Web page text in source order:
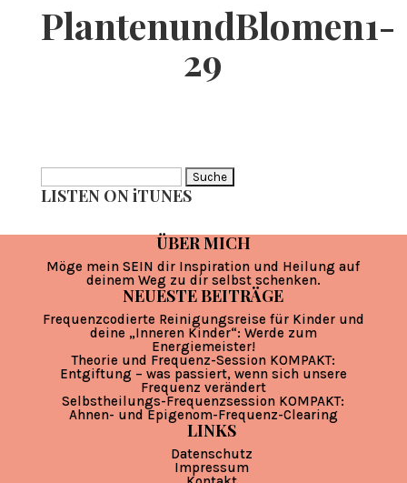
PlantenundBlomen1-
29
nach:
LISTEN ON iTUNES
ÜBER MICH
Möge mein SEIN dir Inspiration und Heilung auf
deinem Weg zu dir selbst schenken.
NEUESTE BEITRÄGE
Frequenzcodierte Reinigungsreise für Kinder und
deine „Inneren Kinder“: Werde zum
Energiemeister!
Theorie und Frequenz-Session KOMPAKT:
Entgiftung – was passiert, wenn sich unsere
Frequenz verändert
Selbstheilungs-Frequenzsession KOMPAKT:
Ahnen- und Epigenom-Frequenz-Clearing
LINKS
Datenschutz
Impressum